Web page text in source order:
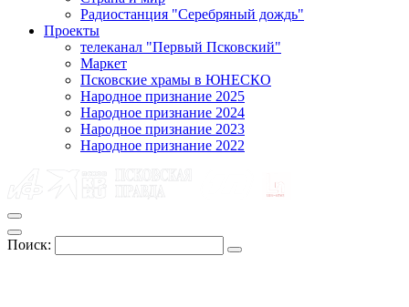
Радиостанция "Серебряный дождь"
Проекты
телеканал "Первый Псковский"
Маркет
Псковские храмы в ЮНЕСКО
Народное признание 2025
Народное признание 2024
Народное признание 2023
Народное признание 2022
Поиск: